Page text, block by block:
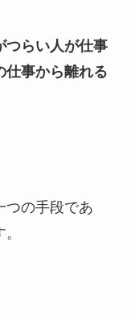
つらい人が仕事
仕事から離れる
つの手段であ